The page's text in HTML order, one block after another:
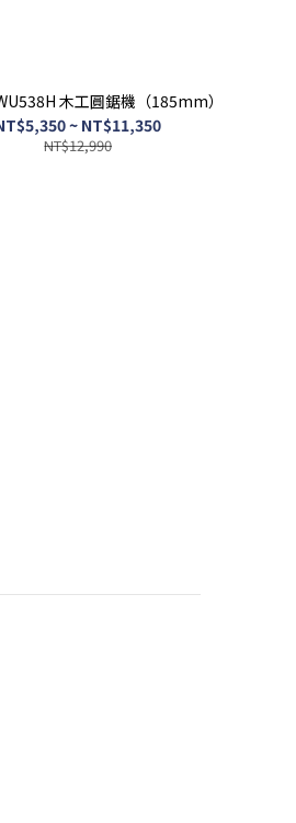
木工圓鋸機（185mm）
~ NT$11,350
NT$12,990